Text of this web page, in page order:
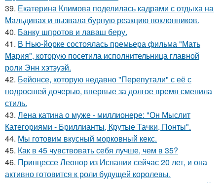
39. Екатерина Климова поделилась кадрами с отдыха на
Мальдивах и вызвала бурную реакцию поклонников.
40. Банку шпротов и лаваш беру.
41. В Нью-йорке состоялась премьера фильма "Мать
Мария", которую посетила исполнительница главной
роли Энн хэтэуэй.
42. Бейонсе, которую недавно "Перепутали" с её с
подросшей дочерью, впервые за долгое время сменила
стиль.
43. Лена катина о муже - миллионере: "Он Мыслит
Категориями - Бриллианты, Крутые Тачки, Понты".
44. Мы готовим вкусный морковный кекс.
45. Как в 45 чувствовать себя лучше, чем в 35?
46. Принцессе Леонор из Испании сейчас 20 лет, и она
активно готовится к роли будущей королевы.